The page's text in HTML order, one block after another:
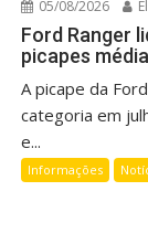
05/08/2026
Ford Ranger
picapes
A picape da
categoria em
e...
Informações